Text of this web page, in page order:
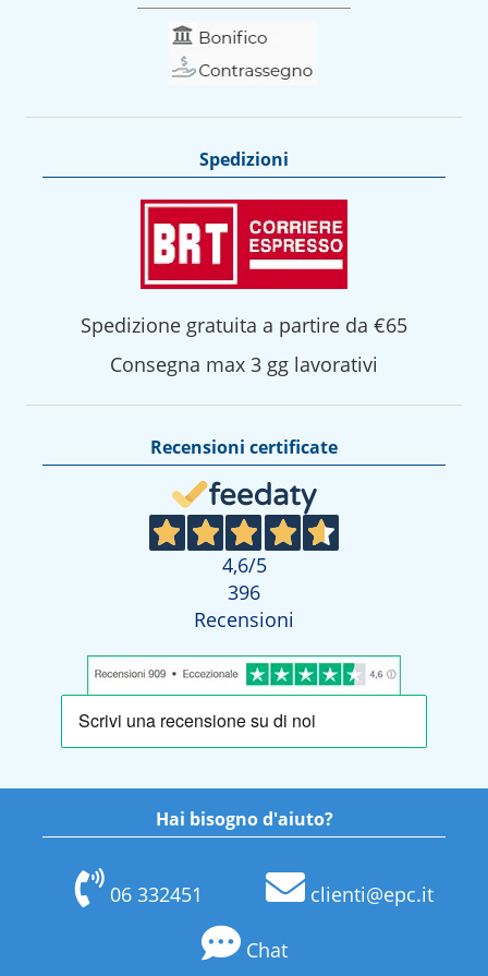
Spedizioni
Spedizione gratuita a partire da €65
Consegna max 3 gg lavorativi
Recensioni certificate
4,6/5
396
Recensioni
Hai bisogno d'aiuto?
06 332451 clienti@epc.it
Chat